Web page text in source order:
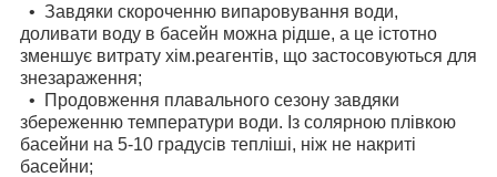
• Завдяки скороченню випаровування води,
доливати воду в басейн можна рідше, а це істотно
зменшує витрату хім.реагентів, що застосовуються для
знезараження;
• Продовження плавального сезону завдяки
збереженню температури води. Із солярною плівкою
басейни на 5-10 градусів тепліші, ніж не накриті
басейни;